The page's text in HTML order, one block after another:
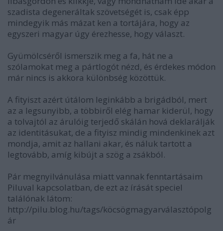
szadista degeneráltak szövetségét is, csak épp
mindegyik más mázat ken a tortájára, hogy az
egyszeri magyar úgy érezhesse, hogy választ.
Gyümölcséről ismerszik meg a fa, hát ne a
szólamokat meg a pártlogót nézd, és érdekes módon
már nincs is akkora különbség közöttük.
A fityiszt azért útálom leginkább a brigádból, mert
az a legsunyibb, a többiről elég hamar kiderül, hogy
a tolvajtól az árulóig terjedő skálán hová deklarálják
az identitásukat, de a fityisz mindig mindenkinek azt
mondja, amit az hallani akar, és náluk tartott a
legtovább, amíg kibújt a szög a zsákból.
Pár megnyilvánulása miatt vannak fenntartásaim
Piluval kapcsolatban, de ezt az írását speciel
találónak látom:
http://pilu.blog.hu/tags/köcsögmagyarválasztópolg
ár